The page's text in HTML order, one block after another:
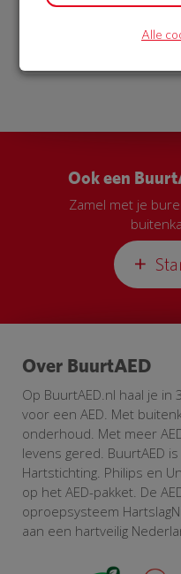
Ook een
Zamel met je
Over BuurtAED
Op BuurtAED.nl haal je
voor een AED. Met
onderhoud. Met meer
levens gered. BuurtAED
Hartstichting. Philips en
op het AED-pakket. De
oproepsysteem
aan een hartveilig
Alle